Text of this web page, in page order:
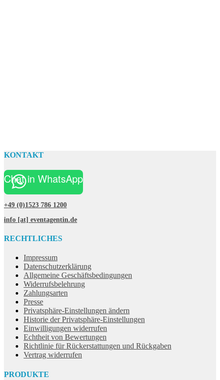
KONTAKT
Chat in WhatsApp
+49 (0)1523 786 1200
info [at] eventagentin.de
RECHTLICHES
Impressum
Datenschutzerklärung
Allgemeine Geschäftsbedingungen
Widerrufsbelehrung
Zahlungsarten
Presse
Privatsphäre-Einstellungen ändern
Historie der Privatsphäre-Einstellungen
Einwilligungen widerrufen
Echtheit von Bewertungen
Richtlinie für Rückerstattungen und Rückgaben
Vertrag widerrufen
PRODUKTE